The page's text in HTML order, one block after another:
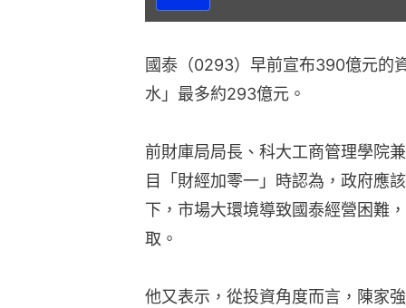
國泰（0293）早前宣布390億元的
水」最多約293億元。
前財庫局局長、科大工商管理學院
目「財經加零一」時認為，政府應
下，市場大環境導致國泰經營困難
取。
他又表示，從投資角度而言，陳家